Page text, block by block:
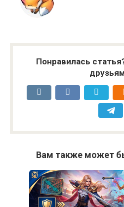
Понравилась
Вам также может